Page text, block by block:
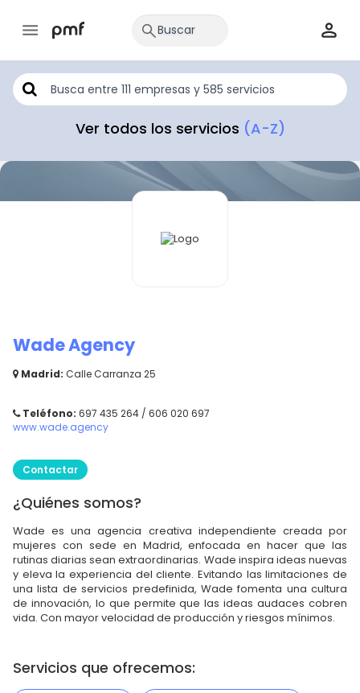
Ver todos los servicios (A-Z)
Wade Agency
Madrid: Calle Carranza 25
Teléfono: 697 435 264 / 606 020 697
www.wade.agency
Contactar
¿Quiénes somos?
Wade es una agencia creativa independiente creada por
mujeres con sede en Madrid, enfocada en hacer que las
rutinas diarias sean extraordinarias. Wade inspira ideas nuevas
y eleva la experiencia del cliente. Evitando las limitaciones de
una lista de servicios predefinida, Wade fomenta una cultura
de innovación, lo que permite que las ideas audaces cobren
vida. Con mayor velocidad de producción y riesgos mínimos.
Servicios que ofrecemos: